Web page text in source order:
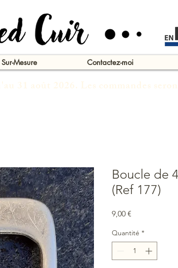
Sur-Mesure Contactez-moi
31 août 2026. Les commandes
Boucle de
(Ref 177)
9,00 €
Quantité *